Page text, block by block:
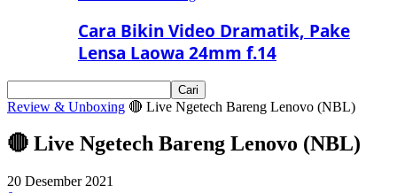
Cara Bikin Video Dramatik, Pake
Lensa Laowa 24mm f.14
Review & Unboxing 🔴 Live Ngetech Bareng Lenovo (NBL)
🔴 Live Ngetech Bareng Lenovo (NBL)
20 Desember 2021